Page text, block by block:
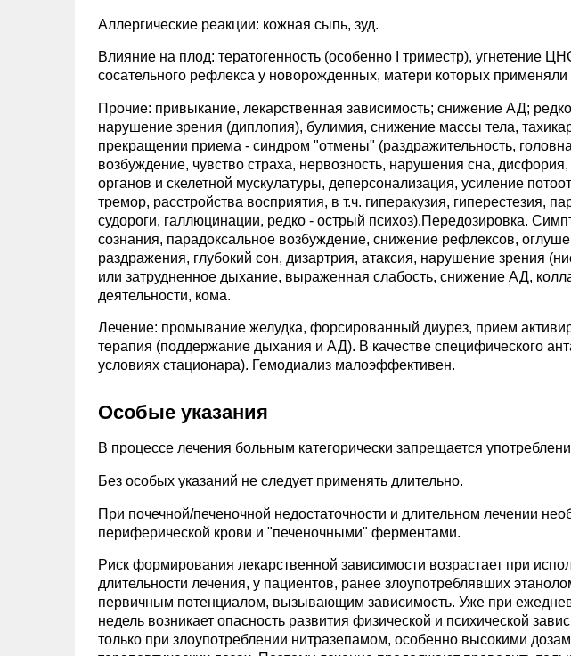
Аллергические реакции: кожная сыпь, зуд.
Влияние на плод: тератогенность (особенно I триместр), угнетение
сосательного рефлекса у новорожденных, матери которых применяли
Прочие: привыкание, лекарственная зависимость; снижение АД;
нарушение зрения (диплопия), булимия, снижение массы тела,
прекращении приема - синдром "отмены" (раздражительность,
возбуждение, чувство страха, нервозность, нарушения сна,
органов и скелетной мускулатуры, деперсонализация, усиление
тремор, расстройства восприятия, в т.ч. гиперакузия, гиперестезия,
судороги, галлюцинации, редко - острый психоз).Передозировка.
сознания, парадоксальное возбуждение, снижение рефлексов,
раздражения, глубокий сон, дизартрия, атаксия, нарушение зрения
или затрудненное дыхание, выраженная слабость, снижение АД,
деятельности, кома.
Лечение: промывание желудка, форсированный диурез, прием
терапия (поддержание дыхания и АД). В качестве специфического
условиях стационара). Гемодиализ малоэффективен.
Особые указания
В процессе лечения больным категорически запрещается
Без особых указаний не следует применять длительно.
При почечной/печеночной недостаточности и длительном лечении
периферической крови и "печеночными" ферментами.
Риск формирования лекарственной зависимости возрастает при
длительности лечения, у пациентов, ранее злоупотреблявших
первичным потенциалом, вызывающим зависимость. Уже при
недель возникает опасность развития физической и психической
только при злоупотреблении нитразепамом, особенно высокими